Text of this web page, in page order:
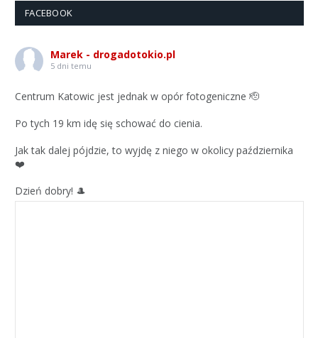
FACEBOOK
Marek - drogadotokio.pl
5 dni temu
Centrum Katowic jest jednak w opór fotogeniczne 🫡
Po tych 19 km idę się schować do cienia.
Jak tak dalej pójdzie, to wyjdę z niego w okolicy października
❤️
Dzień dobry! 🎩